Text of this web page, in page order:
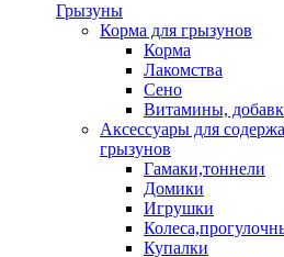
Грызуны
Корма для грызунов
Корма
Лакомства
Сено
Витамины,
Аксессуары для
грызунов
Гамаки,тоннели
Домики
Игрушки
Купалки